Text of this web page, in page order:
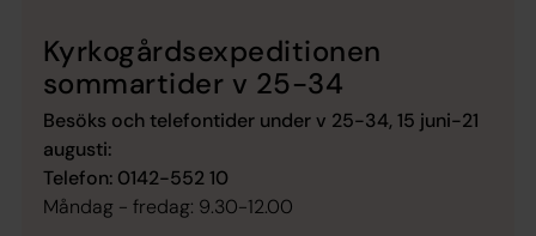
Kyrkogårdsexpeditionen
sommartider v 25-34
Besöks och telefontider under v 25-34, 15 juni-21
augusti:
Telefon: 0142-552 10
Måndag - fredag: 9.30-12.00